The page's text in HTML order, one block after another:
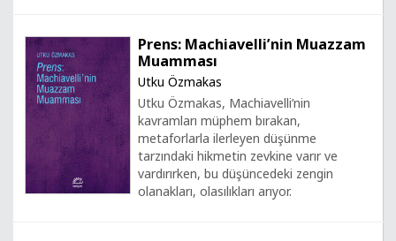
Prens: Machiavelli’nin Muazzam
Muamması
Utku Özmakas
Utku Özmakas, Machiavelli’nin
kavramları müphem bırakan,
metaforlarla ilerleyen düşünme
tarzındaki hikmetin zevkine varır ve
vardırırken, bu düşüncedeki zengin
olanakları, olasılıkları arıyor.